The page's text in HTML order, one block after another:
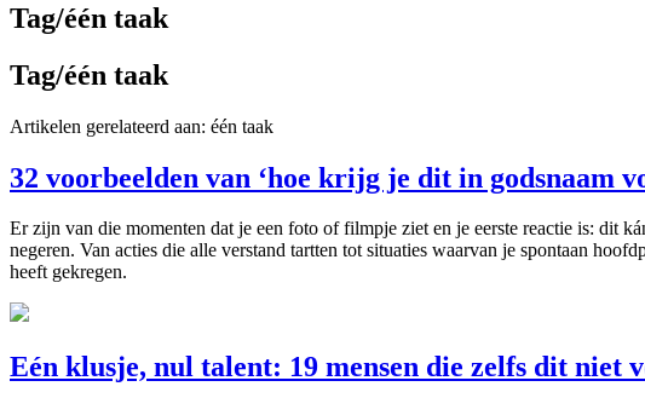
Tag/één taak
Tag/één taak
Artikelen gerelateerd aan: één taak
32 voorbeelden van ‘hoe krijg je dit in godsnaam
Er zijn van die momenten dat je een foto of filmpje ziet en je eerste reactie is: dit
negeren. Van acties die alle verstand tartten tot situaties waarvan je spontaan
heeft gekregen.
Eén klusje, nul talent: 19 mensen die zelfs dit niet